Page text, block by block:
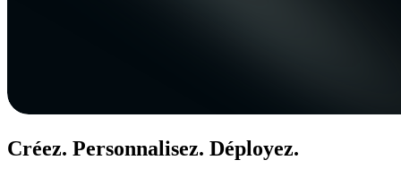
Créez. Personnalisez. Déployez.